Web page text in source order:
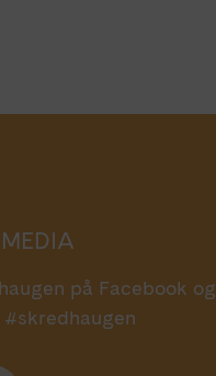
på Facebook og
#skredhaugen